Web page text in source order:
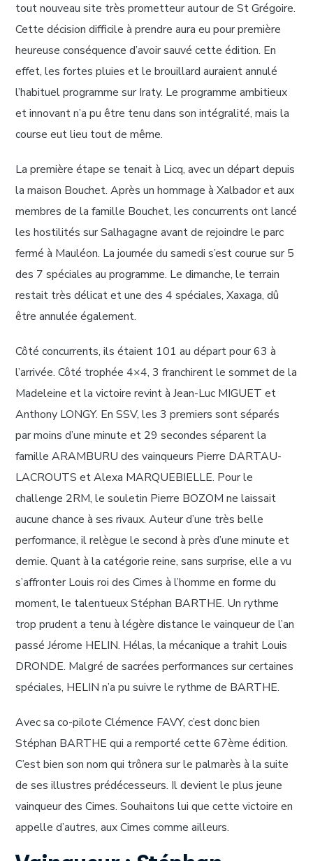
tout nouveau site très prometteur autour de St Grégoire.
Cette décision difficile à prendre aura eu pour première
heureuse conséquence d’avoir sauvé cette édition. En
effet, les fortes pluies et le brouillard auraient annulé
l’habituel programme sur Iraty. Le programme ambitieux
et innovant n’a pu être tenu dans son intégralité, mais la
course eut lieu tout de même.
La première étape se tenait à Licq, avec un départ depuis
la maison Bouchet. Après un hommage à Xalbador et aux
membres de la famille Bouchet, les concurrents ont lancé
les hostilités sur Salhagagne avant de rejoindre le parc
fermé à Mauléon. La journée du samedi s’est courue sur 5
des 7 spéciales au programme. Le dimanche, le terrain
restait très délicat et une des 4 spéciales, Xaxaga, dû
être annulée également.
Côté concurrents, ils étaient 101 au départ pour 63 à
l’arrivée. Côté trophée 4×4, 3 franchirent le sommet de la
Madeleine et la victoire revint à Jean-Luc MIGUET et
Anthony LONGY. En SSV, les 3 premiers sont séparés
par moins d’une minute et 29 secondes séparent la
famille ARAMBURU des vainqueurs Pierre DARTAU-
LACROUTS et Alexa MARQUEBIELLE. Pour le
challenge 2RM, le souletin Pierre BOZOM ne laissait
aucune chance à ses rivaux. Auteur d’une très belle
performance, il relègue le second à près d’une minute et
demie. Quant à la catégorie reine, sans surprise, elle a vu
s’affronter Louis roi des Cimes à l’homme en forme du
moment, le talentueux Stéphan BARTHE. Un rythme
trop prudent a tenu à légère distance le vainqueur de l’an
passé Jérome HELIN. Hélas, la mécanique a trahit Louis
DRONDE. Malgré de sacrées performances sur certaines
spéciales, HELIN n’a pu suivre le rythme de BARTHE.
Avec sa co-pilote Clémence FAVY, c’est donc bien
Stéphan BARTHE qui a remporté cette 67ème édition.
C’est bien son nom qui trônera sur le palmarès à la suite
de ses illustres prédécesseurs. Il devient le plus jeune
vainqueur des Cimes. Souhaitons lui que cette victoire en
appelle d’autres, aux Cimes comme ailleurs.